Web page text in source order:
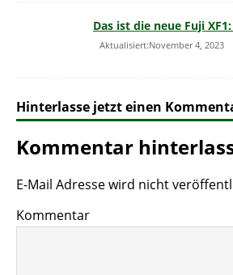
Das ist die neue Fuji
Aktualisiert:November 4, 2023
Hinterlasse jetzt einen
Kommentar
E-Mail Adresse wird nicht
Kommentar